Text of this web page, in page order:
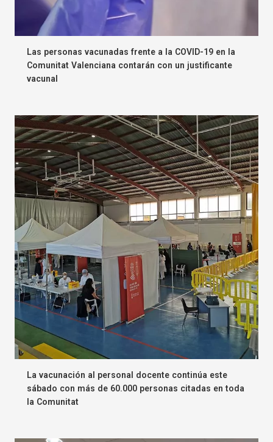
Las personas vacunadas frente a la COVID-19 en la
Comunitat Valenciana contarán con un justificante
vacunal
La vacunación al personal docente continúa este
sábado con más de 60.000 personas citadas en toda
la Comunitat